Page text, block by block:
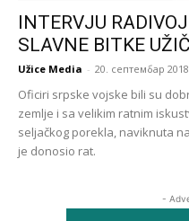
INTERVJU
SLAVNE BITKE
Užice Media - 20. септембар
Oficiri srpske vojske bili su
zemlje i sa velikim ratnim
seljačkog porekla, naviknuta
je donosio rat.
-